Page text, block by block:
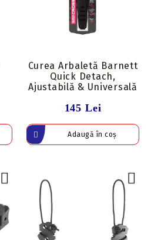
Curea Arbaletă Barnett
Quick Detach,
Ajustabilă & Universală
145 Lei